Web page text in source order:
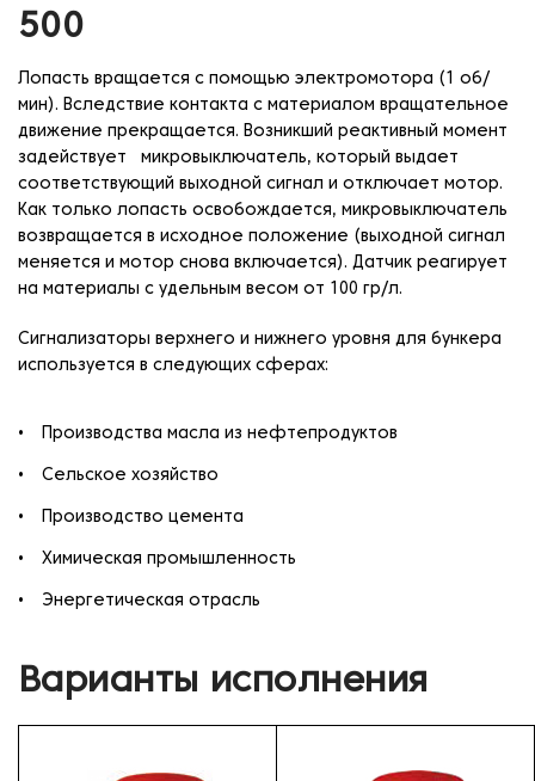
500
Лопасть вращается с помощью электромотора (1 об/
мин). Вследствие контакта с материалом вращательное
движение прекращается. Возникший реактивный момент
задействует микровыключатель, который выдает
соответствующий выходной сигнал и отключает мотор.
Как только лопасть освобождается, микровыключатель
возвращается в исходное положение (выходной сигнал
меняется и мотор снова включается). Датчик реагирует
на материалы с удельным весом от 100 гр/л.
Сигнализаторы верхнего и нижнего уровня для бункера
используется в следующих сферах:
Производства масла из нефтепродуктов
Сельское хозяйство
Производство цемента
Химическая промышленность
Энергетическая отрасль
Варианты исполнения